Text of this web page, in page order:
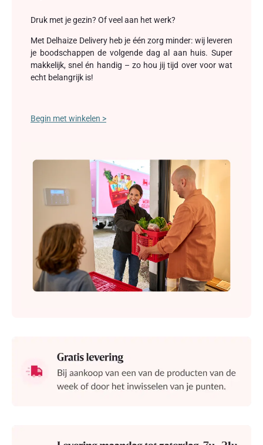
Druk met je gezin? Of veel aan het werk?
Met Delhaize Delivery heb je één zorg minder: wij leveren
je boodschappen de volgende dag al aan huis. Super
makkelijk, snel én handig – zo hou jij tijd over voor wat
echt belangrijk is!
Begin met winkelen >